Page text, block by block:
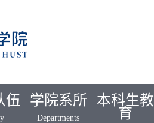
伍 学院系所
Departments
本科生教
育